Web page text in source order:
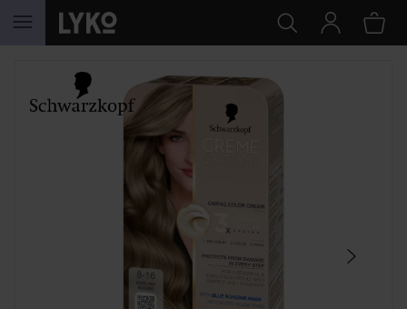
HOPPA TILL INNEHÅLLET
HOPPA ÖVER SEKTIONEN